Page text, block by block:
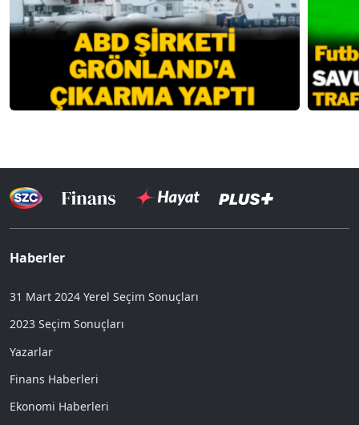
Haberler
31 Mart 2024 Yerel Seçim Sonuçları
2023 Seçim Sonuçları
Yazarlar
Finans Haberleri
Ekonomi Haberleri